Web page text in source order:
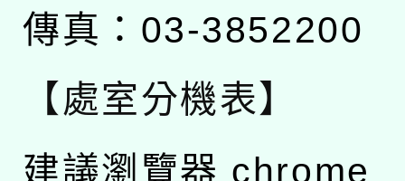
傳真：03-3852200
【處室分機表】
建議瀏覽器 chrome